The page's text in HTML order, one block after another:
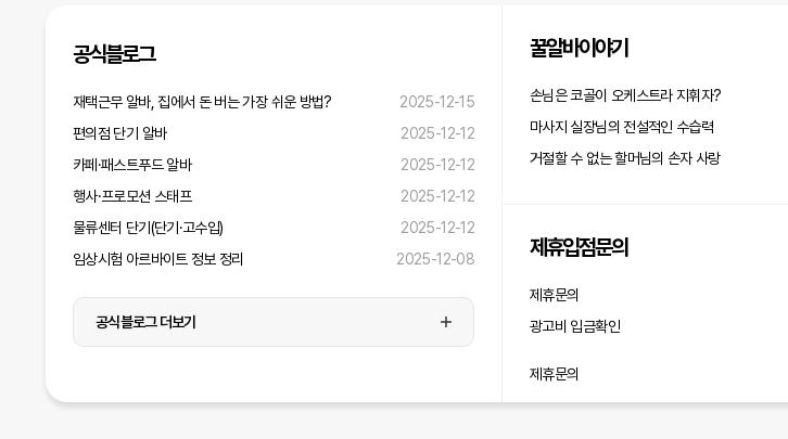
운전·배달
공식블로그
재택근무 알바, 집에서 돈 버는 가장 쉬운 방법?
2025-12-15
편의점 단기 알바
2025-12-12
카페·패스트푸드 알바
2025-12-12
행사·프로모션 스태프
2025-12-12
물류센터 단기(단기·고수입)
2025-12-12
임상시험 아르바이트 정보 정리
2025-12-08
공식블로그 더보기
꿀알바이야기
손님은 코골이 오케스트라 지휘자?
마사지 실장님의 전설적인 수습력
거절할 수 없는 할머님의 손자 사랑
제휴입점문의
제휴문의
광고비 입금확인
제휴문의